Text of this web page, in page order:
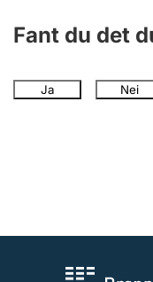
Fant du det
Ja Nei